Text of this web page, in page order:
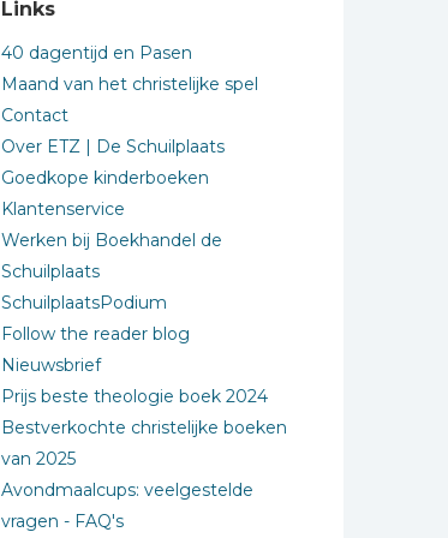
Links
40 dagentijd en Pasen
Maand van het christelijke spel
Contact
Over ETZ | De Schuilplaats
Goedkope kinderboeken
Klantenservice
Werken bij Boekhandel de
Schuilplaats
SchuilplaatsPodium
Follow the reader blog
Nieuwsbrief
Prijs beste theologie boek 2024
Bestverkochte christelijke boeken
van 2025
Avondmaalcups: veelgestelde
vragen - FAQ's